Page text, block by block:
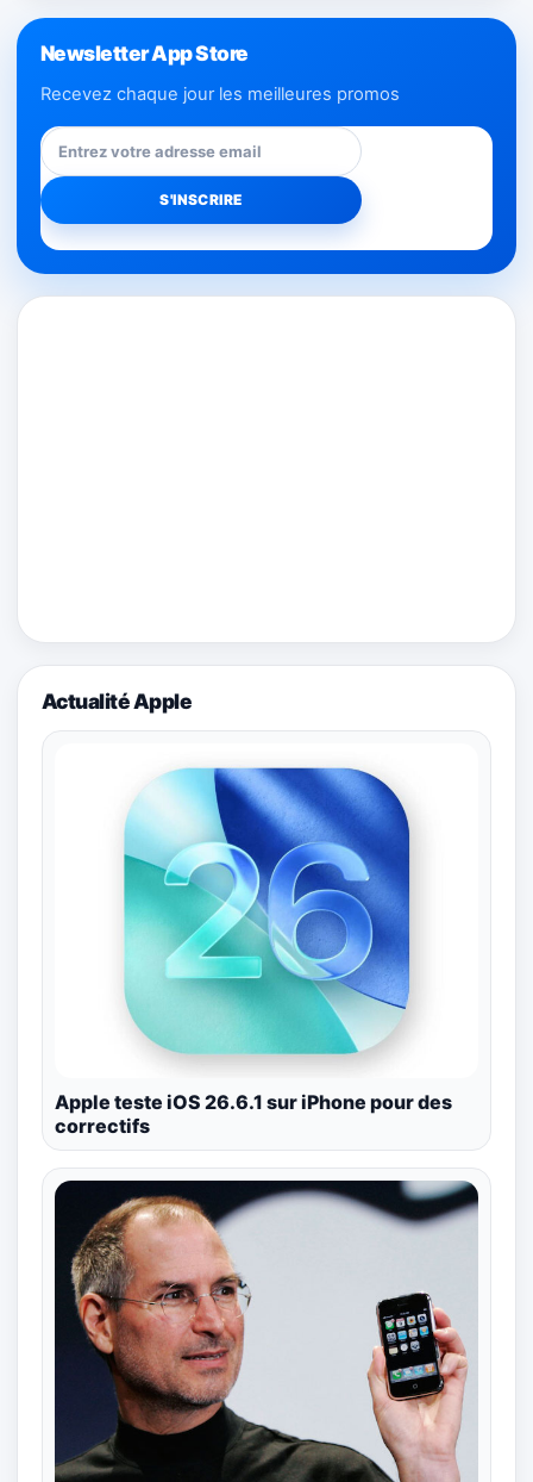
Newsletter App Store
Recevez chaque jour les meilleures promos
Actualité Apple
Apple teste iOS 26.6.1 sur iPhone pour des
correctifs